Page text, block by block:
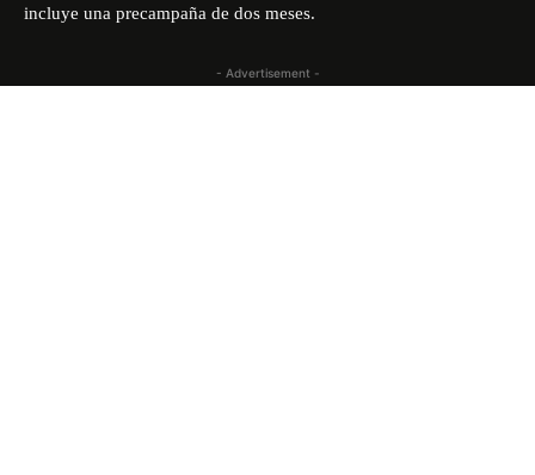
incluye una precampaña de dos meses.
- Advertisement -